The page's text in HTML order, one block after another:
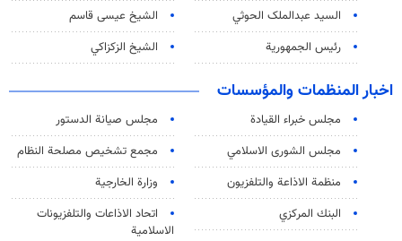
السید عبدالملک الحوثي
الشيخ عيسى قاسم
رئيس الجمهورية
الشيخ الزكزاكي
اخبار المنظمات والمؤسسات
مجلس خبراء القيادة
مجلس صيانة الدستور
مجلس الشورى الاسلامي
مجمع تشخيص مصلحة النظام
منظمة الاذاعة والتلفزیون
وزارة الخارجية
البنك المركزي
اتحاد الاذاعات والتلفزيونات
الاسلامية